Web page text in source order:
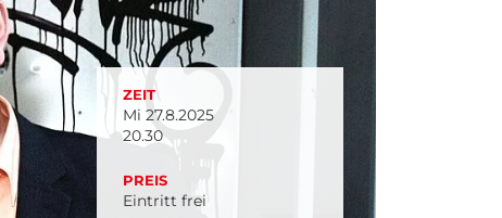
ZEIT
Mi 27.8.2025
20.30
PREIS
Eintritt frei